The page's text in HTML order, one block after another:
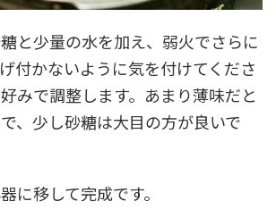
と少量の水を加え、弱火でさらに
付かないように気を付けてくださ
みで調整します。あまり薄味だと
、少し砂糖は大目の方が良いで
に移して完成です。